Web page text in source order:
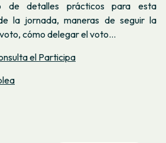
de detalles prácticos para esta
la jornada, maneras de seguir la
cómo delegar el voto…
el Participa